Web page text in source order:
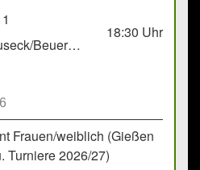
HSG Großen-Buseck/Beuern 1
18:30 Uhr
Frauen/weiblich (Gießen
Turniere 2026/27)